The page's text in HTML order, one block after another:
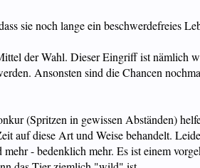
sie noch lange ein beschwerdefreies
der Wahl. Dieser Eingriff ist nämlich
Ansonsten sind die Chancen
(Spritzen in gewissen Abständen)
auf diese Art und Weise behandelt.
- bedenklich mehr. Es ist einem